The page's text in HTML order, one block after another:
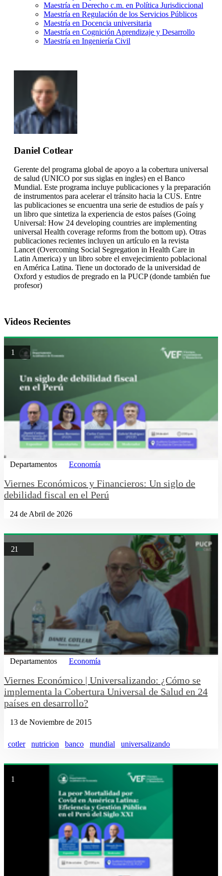
Maestría en Derecho c.m. en Política Jurisdiccional
Maestría en Regulación de los Servicios Públicos
Maestría en Docencia universitaria
Maestría en Cognición Aprendizaje y Desarrollo
Maestría en Ingeniería Civil
Daniel Cotlear
Gerente del programa global de apoyo a la cobertura universal
de salud (UNICO por sus siglas en ingles) en el Banco
Mundial. Este programa incluye publicaciones y la preparación
de instrumentos para acelerar el tránsito hacia la CUS. Entre
las publicaciones se encuentra una serie de estudios de país y
un libro que sintetiza la experiencia de estos países (Going
Universal: How 24 developing countries are implementing
universal Health coverage reforms from the bottom up). Otras
publicaciones recientes incluyen un artículo en la revista
Lancet (Overcoming Social Segregation in Health Care in
Latin America) y un libro sobre el envejecimiento poblacional
en América Latina. Tiene un doctorado de la universidad de
Oxford y estudios de pregrado en la PUCP (donde también fue
profesor)
Videos Recientes
1
Departamentos Economía
Viernes Económicos y Financieros: Un siglo de
debilidad fiscal en el Perú
24 de Abril de 2026
21
Departamentos Economía
Viernes Económico | Universalizando: ¿Cómo se
implementa la Cobertura Universal de Salud en 24
países en desarrollo?
13 de Noviembre de 2015
cotler nutricion banco mundial universalizando
1